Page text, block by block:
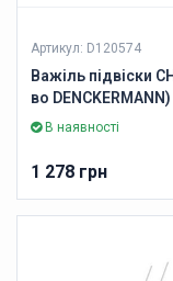
Артикул: D120574
Важіль підвіски
во DENCKERMANN)
В наявності
1 278 грн